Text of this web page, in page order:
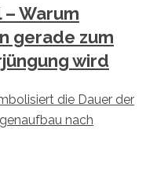
Warum
gerade zum
wird